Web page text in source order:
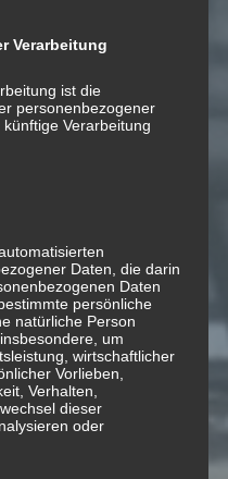
(«The
Verarbeitung
ist die
personenbezogener
Verarbeitung
Daten, die darin
Daten
persönliche
natürliche Person
um
wirtschaftlicher
Vorlieben,
Verhalten,
dieser
oder